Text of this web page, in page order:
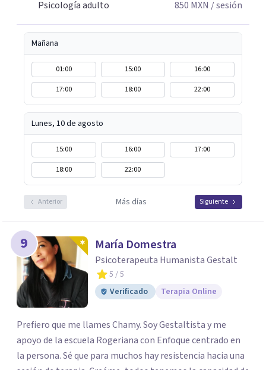
Psicología adulto
850 MXN / sesión
Mañana
01:00 15:00
16:00
17:00
18:00 22:00
Lunes, 10 de agosto
15:00 16:00
17:00
18:00
22:00
Anterior Más días Siguiente
9 María Domestra
Psicoterapeuta Humanista Gestalt
5 / 5
Verificado
Terapia Online
Prefiero que me llames Chamy. Soy Gestaltista y me
apoyo de la escuela Rogeriana con Enfoque centrado en
la persona. Sé que para muchos hay resistencia hacia una